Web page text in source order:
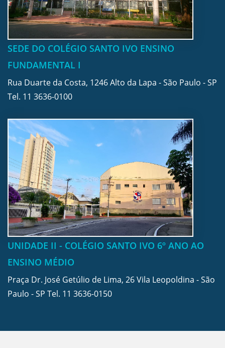
SEDE DO COLÉGIO SANTO IVO ENSINO
FUNDAMENTAL I
Rua Duarte da Costa, 1246 Alto da Lapa - São Paulo - SP
Tel. 11 3636-0100
UNIDADE II - COLÉGIO SANTO IVO 6º ANO AO
ENSINO MÉDIO
Praça Dr. José Getúlio de Lima, 26 Vila Leopoldina - São
Paulo - SP Tel. 11 3636-0150